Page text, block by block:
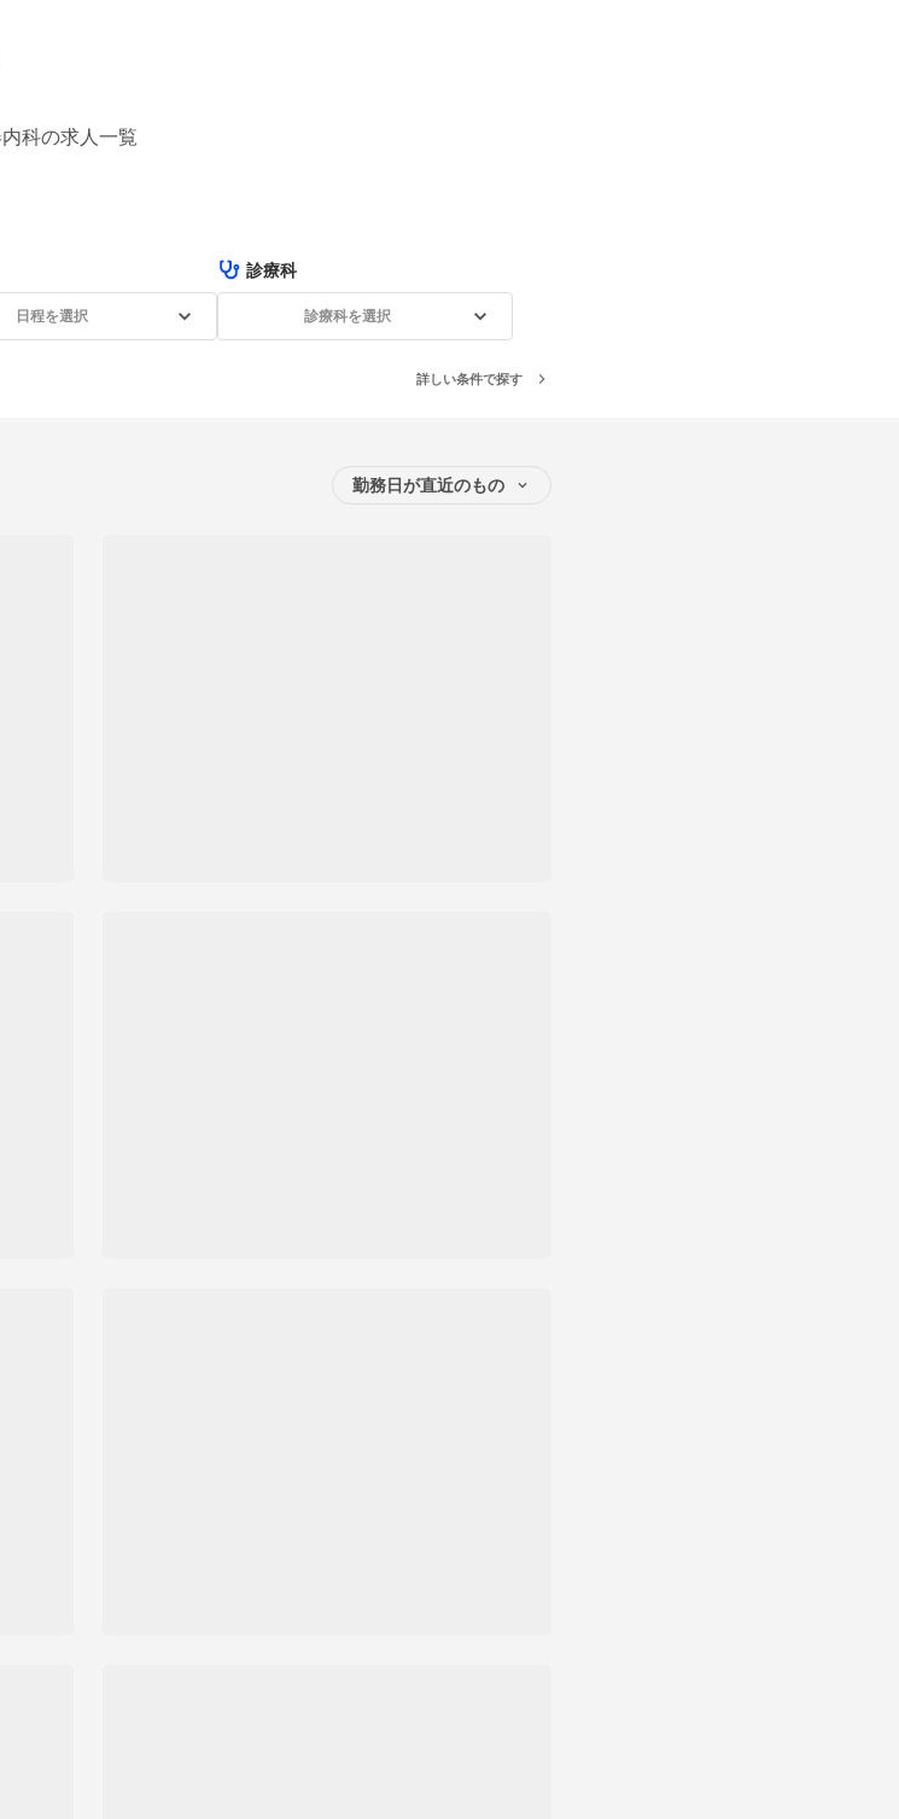
科の求人一覧
日程を選択
診療科
診療科を選択
詳しい条件で探す
勤務日が直近のもの